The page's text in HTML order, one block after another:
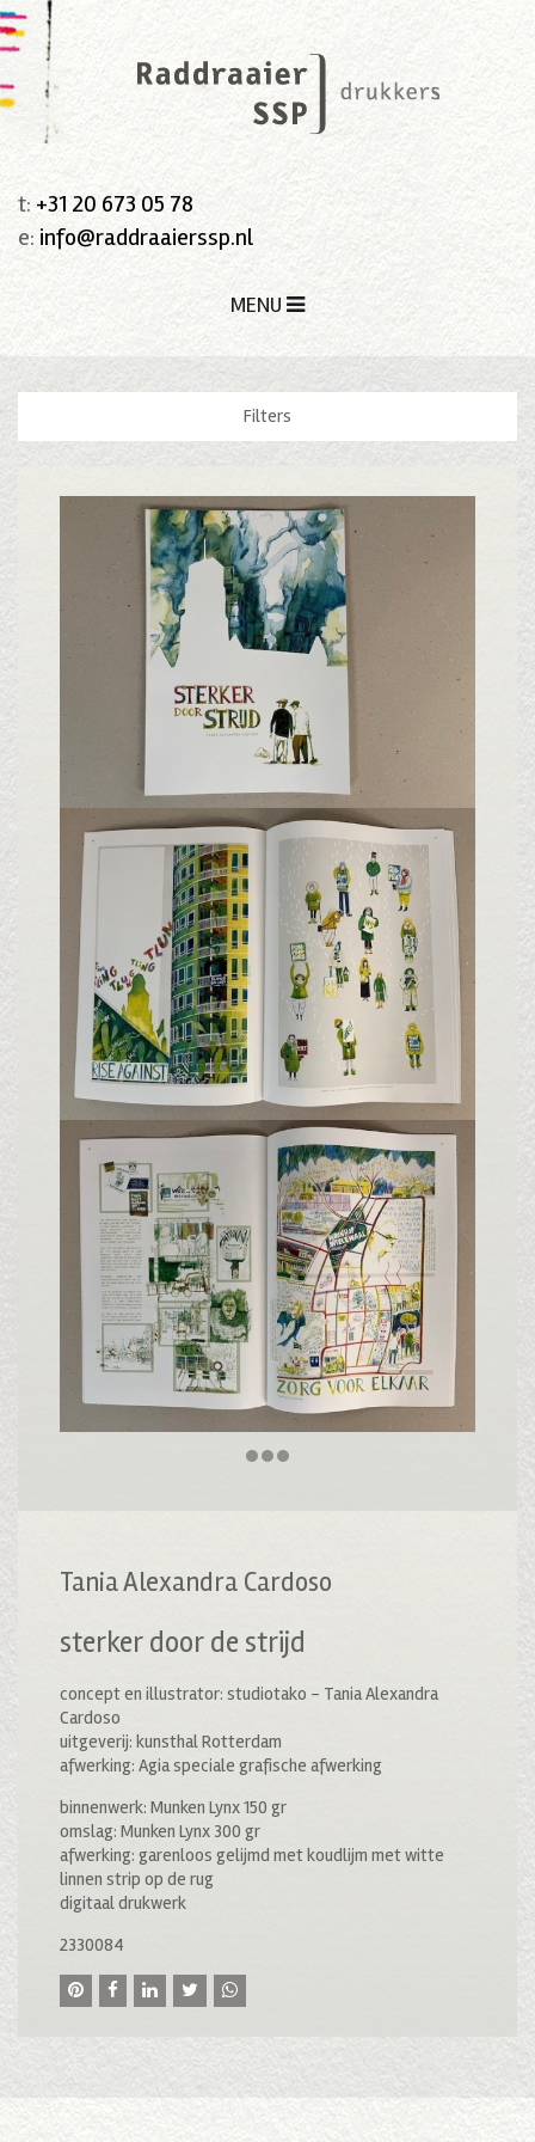
t: +31 20 673 05 78
e: info@raddraaierssp.nl
MENU
Filters
Tania Alexandra Cardoso
sterker door de strijd
concept en illustrator: studiotako – Tania Alexandra
Cardoso
uitgeverij: kunsthal Rotterdam
afwerking: Agia speciale grafische afwerking
binnenwerk: Munken Lynx 150 gr
omslag: Munken Lynx 300 gr
afwerking: garenloos gelijmd met koudlijm met witte
linnen strip op de rug
digitaal drukwerk
2330084